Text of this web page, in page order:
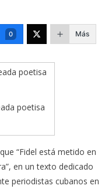
0 Más
poetisa
“Fidel está metido en
en un texto dedicado
periodistas cubanos en